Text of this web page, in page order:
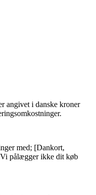
angivet i danske kroner
med; [Dankort,
pålægger ikke dit køb